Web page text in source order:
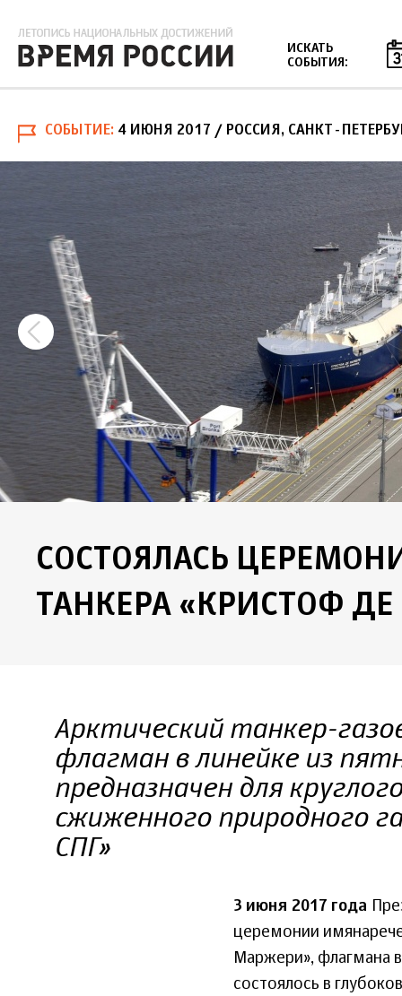
ИСКАТЬ
СОБЫТИЯ:
СОБЫТИЕ 4 ИЮНЯ 2017 / РОССИЯ, САНКТ-
СОСТОЯЛАСЬ
ТАНКЕРА «КРИСТОФ
Арктический танкер-
флагман в линейке из
предназначен для
сжиженного природного
СПГ»
3 июня 2017 года
церемонии
Маржери», флагмана
состоялось в